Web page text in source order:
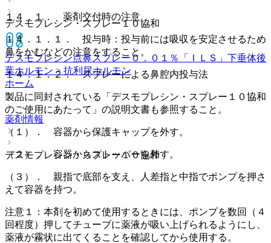
デスモプレシン・スプレー１０協和
デスモプレシン点鼻スプレー０．０１％「ＩＬＳ」 下垂体後
葉ホルモン > 抗利尿ホルモン
ホーム
薬剤情報
デスモプレシン・スプレー１０協和
１４．１． 薬剤交付時の注意
１４．１．１． 投与時：投与前には吸収を安定させるため
鼻をかむなどの注意をすること。
１４．１．２． スプレーによる鼻腔内投与法
製品に同封されている「デスモプレシン・スプレー１０協和
のご使用にあたって」の説明文書も参照すること。
（１）． 容器から保護キャップを外す。
（２）． 容器からストッパーを外す。
（３）． 親指で底部を支え、人差指と中指でポンプを押さ
えて容器を持つ。
注意１：本剤を初めて使用するときには、ポンプを数回（４
回程度）押してチューブに薬液が吸い上げられるようにし、
薬液が霧状に出てくることを確認してから使用する。